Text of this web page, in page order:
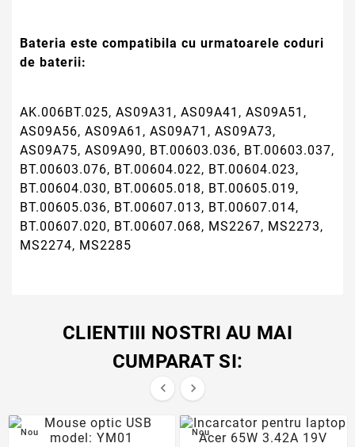
Bateria este compatibila cu urmatoarele coduri
de baterii:
AK.006BT.025, AS09A31, AS09A41, AS09A51,
AS09A56, AS09A61, AS09A71, AS09A73,
AS09A75, AS09A90, BT.00603.036, BT.00603.037,
BT.00603.076, BT.00604.022, BT.00604.023,
BT.00604.030, BT.00605.018, BT.00605.019,
BT.00605.036, BT.00607.013, BT.00607.014,
BT.00607.020, BT.00607.068, MS2267, MS2273,
MS2274, MS2285
CLIENTIII NOSTRI AU MAI
CUMPARAT SI:
 
Nou Nou